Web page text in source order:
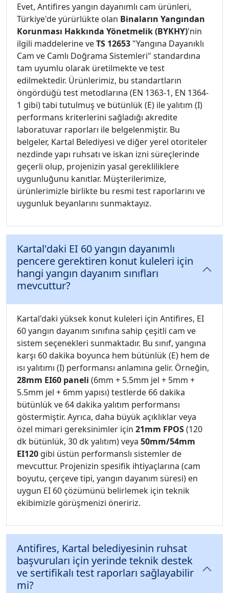
Evet, Antifires yangın dayanımlı cam ürünleri,
Türkiye'de yürürlükte olan Binaların Yangından
Korunması Hakkında Yönetmelik (BYKHY)'nin
ilgili maddelerine veTS 12653 "Yangına Dayanıklı
Cam ve Camlı Doğrama Sistemleri" standardına
tam uyumlu olarak üretilmekte ve test
edilmektedir. Ürünlerimiz, bu standartların
öngördüğü test metodlarına (EN 1363-1, EN 1364-
1 gibi) tabi tutulmuş ve bütünlük (E) ile yalıtım (I)
performans kriterlerini sağladığı akredite
laboratuvar raporları ile belgelenmiştir. Bu
belgeler, Kartal Belediyesi ve diğer yerel otoriteler
nezdinde yapı ruhsatı ve iskan izni süreçlerinde
geçerli olup, projenizin yasal gerekliliklere
uygunluğunu kanıtlar. Müşterilerimize,
ürünlerimizle birlikte bu resmi test raporlarını ve
uygunluk beyanlarını sunmaktayız.
Kartal'daki EI 60 yangın dayanımlı
pencere gerektiren konut kuleleri için
hangi yangın dayanım sınıfları
mevcuttur?
Kartal'daki yüksek konut kuleleri için Antifires, EI
60 yangın dayanım sınıfına sahip çeşitli cam ve
sistem seçenekleri sunmaktadır. Bu sınıf, yangına
karşı 60 dakika boyunca hem bütünlük (E) hem de
ısı yalıtımı (I) performansı anlamına gelir. Örneğin,
28mm EI60 paneli (6mm + 5.5mm jel + 5mm +
5.5mm jel + 6mm yapısı) testlerde 66 dakika
bütünlük ve 64 dakika yalıtım performansı
göstermiştir. Ayrıca, daha büyük açıklıklar veya
özel mimari gereksinimler için 21mm FPOS(120
dk bütünlük, 30 dk yalıtım) veya 50mm/54mm
EI120 gibi üstün performanslı sistemler de
mevcuttur. Projenizin spesifik ihtiyaçlarına (cam
boyutu, çerçeve tipi, yangın dayanım süresi) en
uygun EI 60 çözümünü belirlemek için teknik
ekibimizle görüşmenizi öneririz.
Antifires, Kartal belediyesinin ruhsat
başvuruları için yerinde teknik destek
ve sertifikalı test raporları sağlayabilir
mi?